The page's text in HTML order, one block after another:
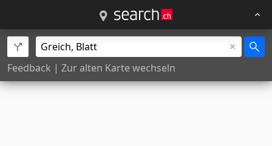
Feedback | Zur alten Karte wechseln